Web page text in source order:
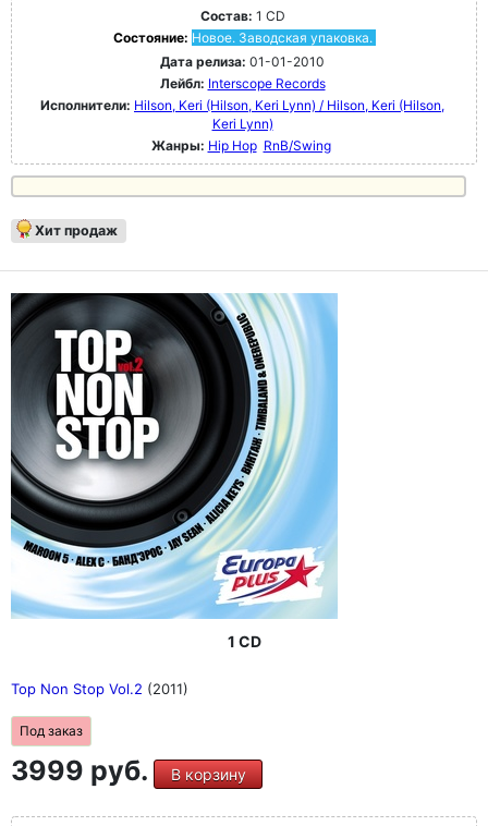
Состав: 1 CD
Состояние: Новое. Заводская упаковка.
Дата релиза: 01-01-2010
Лейбл: Interscope Records
Исполнители: Hilson, Keri (Hilson, Keri Lynn) / Hilson, Keri (Hilson,
Keri Lynn)
Жанры: Hip Hop RnB/Swing
Хит продаж
1 CD
Top Non Stop Vol.2 (2011)
Под заказ
3999 руб. В корзину